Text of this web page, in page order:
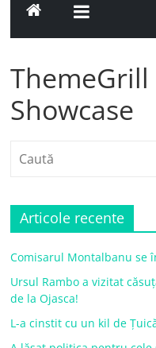
Showcase
Articole recente
Comisarul Montalbanu se
Ursul Rambo a vizitat
de la Ojasca!
L-a cinstit cu un kil de